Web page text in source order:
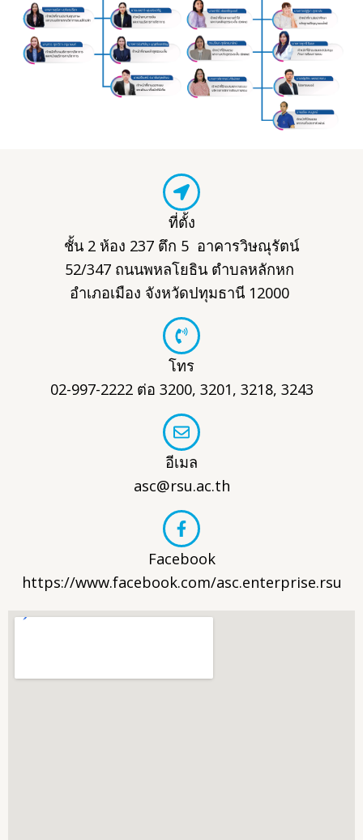
ที่ตั้ง
ชั้น 2 ห้อง 237 ตึก 5 อาคารวิษณุรัตน์
52/347 ถนนพหลโยธิน ตำบลหลักหก
อำเภอเมือง จังหวัดปทุมธานี 12000
โทร
02-997-2222 ต่อ 3200, 3201, 3218, 3243
อีเมล
asc@rsu.ac.th
Facebook
https://www.facebook.com/asc.enterprise.rsu